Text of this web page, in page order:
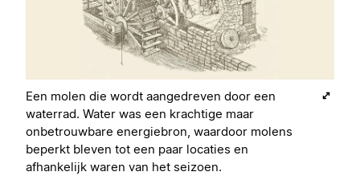
Een molen die wordt aangedreven door een
waterrad. Water was een krachtige maar
onbetrouwbare energiebron, waardoor molens
beperkt bleven tot een paar locaties en
afhankelijk waren van het seizoen.